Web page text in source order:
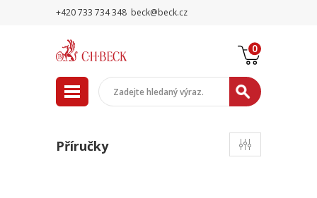
+420 733 734 348 beck@beck.cz
0
Příručky